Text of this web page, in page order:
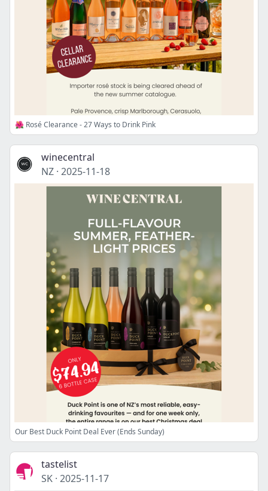
🌺 Rosé Clearance - 27 Ways to Drink Pink
winecentral
NZ · 2025-11-18
Our Best Duck Point Deal Ever (Ends Sunday)
tastelist
SK · 2025-11-17